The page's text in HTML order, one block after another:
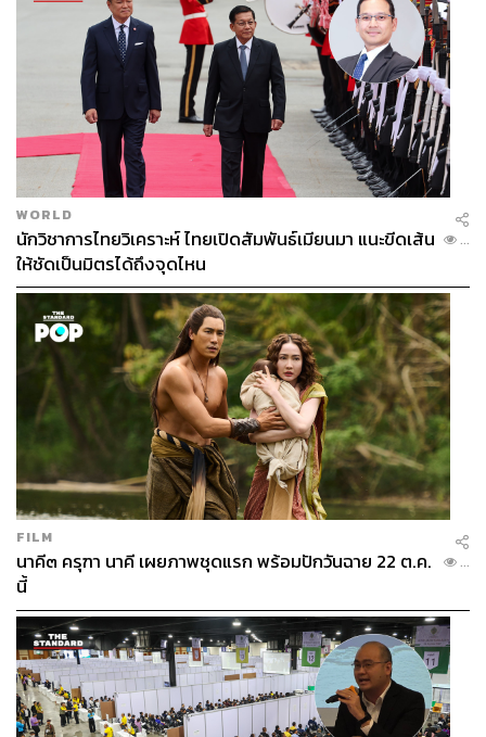
WORLD
นักวิชาการไทยวิเคราะห์ ไทยเปิดสัมพันธ์เมียนมา แนะขีดเส้น
ให้ชัดเป็นมิตรได้ถึงจุดไหน
...
FILM
นาคี๓ ครุฑา นาคี เผยภาพชุดแรก พร้อมปักวันฉาย 22 ต.ค.
นี้
...